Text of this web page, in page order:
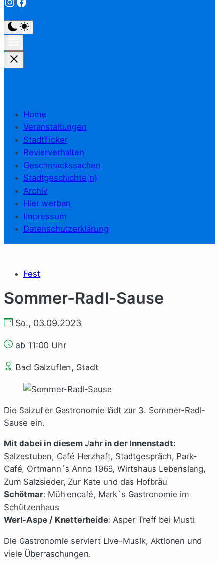
Home
Veranstaltungen
StadtTicker
Revierverhalten
Geschmackssachen
Stadtgeschichte(n)
Archiv
Hier werben
Impressum
Datenschutzerklärung
Fest
Sommer-Radl-Sause
So., 03.09.2023
ab 11:00 Uhr
Bad Salzuflen, Stadt
Die Salzufler Gastronomie lädt zur 3. Sommer-Radl-
Sause ein.
Mit dabei in diesem Jahr in der Innenstadt:
Salzestuben, Café Herzhaft, Stadtgespräch, Park-
Café, Ortmann´s Anno 1966, Wirtshaus Lebenslang,
Zum Salzsieder, Zur Kate und das Hofbräu
Schötmar: Mühlencafé, Mark´s Gastronomie im
Schützenhaus
Werl-Aspe / Knetterheide: Asper Treff bei Musti
Die Gastronomie serviert Live-Musik, Aktionen und
viele Überraschungen.